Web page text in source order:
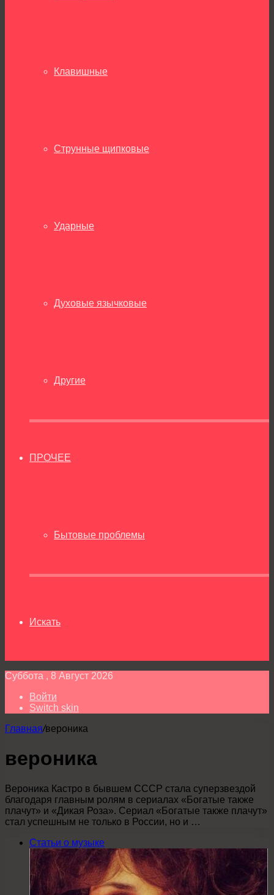
Клавишные
Струнные щипковые
Ударные
Духовые язычковые
Другие
ПРОЧЕЕ
Бытовые проблемы
Искать
Суббота , 8 Август 2026
Войти
Switch skin
Главная/вероника
вероника
Вероника Кастро в бывшем СССР стала суперзвездой
благодаря главным ролям в сериалах «Богатые также
плачут» и «Дикая Роза». Сериал «Богатые также плачут»
стал успешным не только в России, но и …
Статьи о музыке